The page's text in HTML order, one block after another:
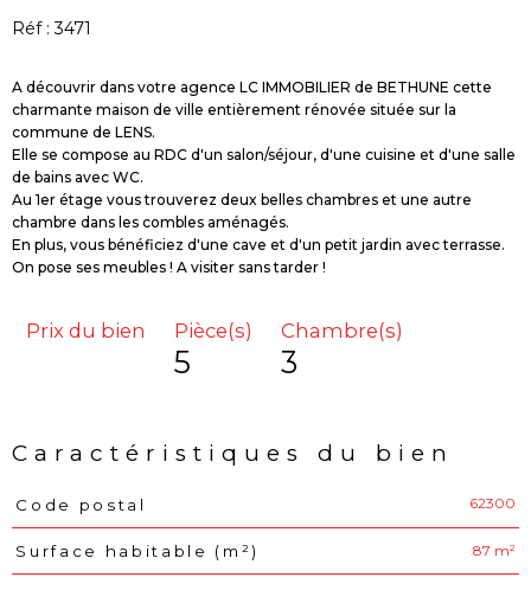
Réf : 3471
A découvrir dans votre agence LC IMMOBILIER de BETHUNE cette
charmante maison de ville entièrement rénovée située sur la
commune de LENS.
Elle se compose au RDC d'un salon/séjour, d'une cuisine et d'une salle
de bains avec WC.
Au 1er étage vous trouverez deux belles chambres et une autre
chambre dans les combles aménagés.
En plus, vous bénéficiez d'une cave et d'un petit jardin avec terrasse.
Prix du bien Pièce(s)
5
Chambre(s)
3
Caractéristiques du bien
Caractéristiques Valeurs
Code postal 62300
Surface habitable (m²) 87 m²